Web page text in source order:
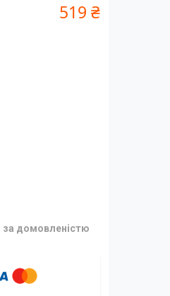
519 ₴
за домовленістю